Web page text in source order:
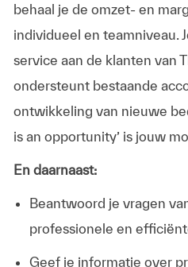
behaal je de omzet- en
individueel en teamniveau.
service aan de klanten van
ondersteunt bestaande
ontwikkeling van nieuwe
is an opportunity’ is jouw
En daarnaast:
Beantwoord je vragen
professionele en
Geef je informatie over